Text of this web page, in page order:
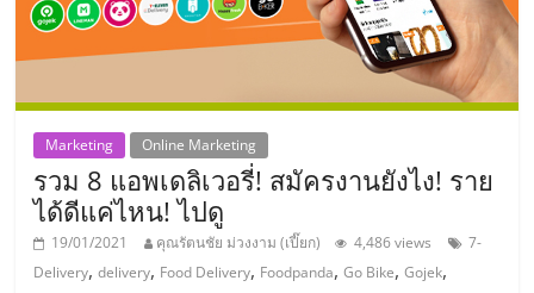
บ้าน
ลงทุน
น้อย
คืน
Marketing Online Marketing
รวม 8 แอพเดลิเวอรี่! สมัครงานยังไง! ราย
ได้ดีแค่ไหน! ไปดู
19/01/2021 คุณรัตนชัย ม่วงงาม (เปี๊ยก) 4,486 views
7-
Delivery,delivery, Food Delivery, Foodpanda,Go Bike,Gojek,